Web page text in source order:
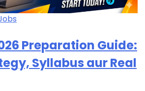
Preparation Guide:
Syllabus aur Real